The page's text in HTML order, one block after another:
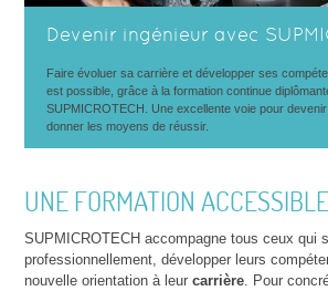
Devenir ingénieur avec
Faire évoluer sa carrière et développer ses
est possible, grâce à la formation continue
SUPMICROTECH. Une excellente voie pour
donner les moyens de réussir.
UNE FORMATION ACCESSIBLE
SUPMICROTECH accompagne tous ceux qui
professionnellement, développer leurs
nouvelle orientation à leurcarrière. Pour